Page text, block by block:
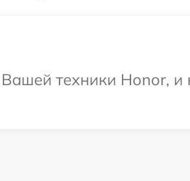
техники Honor,